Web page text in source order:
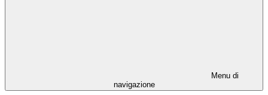
Menu di
navigazione